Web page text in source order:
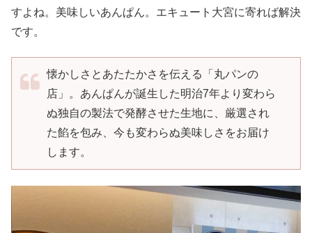
すよね。美味しいあんぱん。エキュート大宮に寄れば解決
です。
懐かしさとあたたかさを伝える「丸パンの
店」。あんぱんが誕生した明治7年より変わら
ぬ独自の製法で発酵させた生地に、厳選され
た餡を包み、今も変わらぬ美味しさをお届け
します。